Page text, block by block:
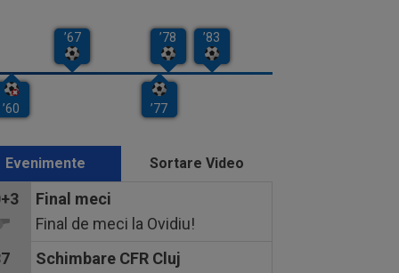
Evenimente Sortare Video
Final meci
Final de meci la Ovidiu!
Schimbare CFR Cluj